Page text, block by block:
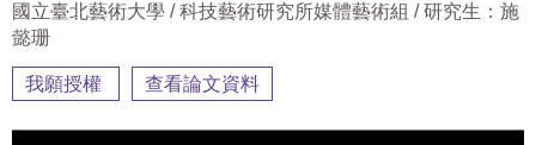
國立臺北藝術大學 / 科技藝術研究所媒體藝術組 / 研究生：施
懿珊
我願授權 查看論文資料